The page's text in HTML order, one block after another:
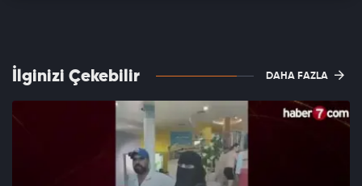
İlginizi Çekebilir DAHA FAZLA